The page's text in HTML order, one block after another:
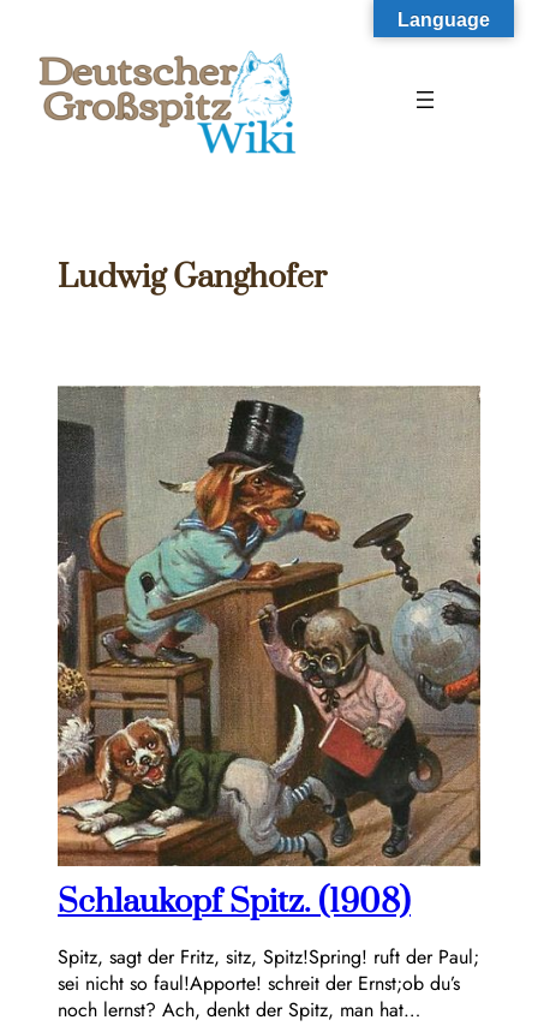
springen
Ludwig Ganghofer
Schlaukopf Spitz. (1908)
Spitz, sagt der Fritz, sitz, Spitz!Spring! ruft der Paul;
sei nicht so faul!Apporte! schreit der Ernst;ob du’s
noch lernst? Ach, denkt der Spitz, man hat…
Language